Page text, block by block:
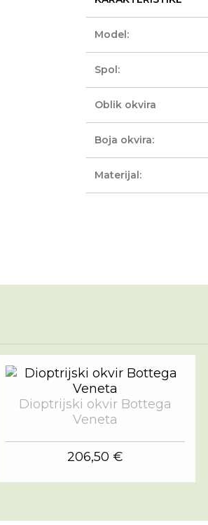
Model:
Spol:
Oblik okvira
Boja okvira:
Materijal:
Dioptrijski okvir Bottega
Veneta
206,50 €